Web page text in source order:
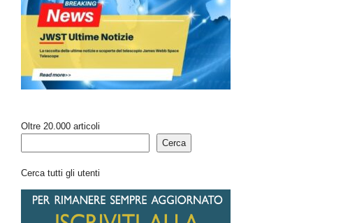
Oltre 20.000 articoli
Cerca
Cerca tutti gli utenti